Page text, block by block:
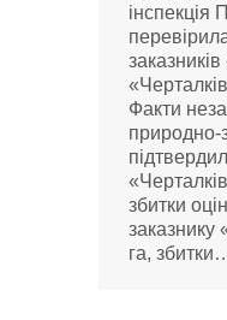
інспекція
Факти
природно-
збитки
заказнику
га,